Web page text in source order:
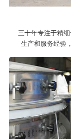
三十年专注于精
生产和服务经验